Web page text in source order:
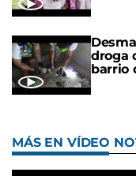
droga
barrio
MÁS EN VÍDEO